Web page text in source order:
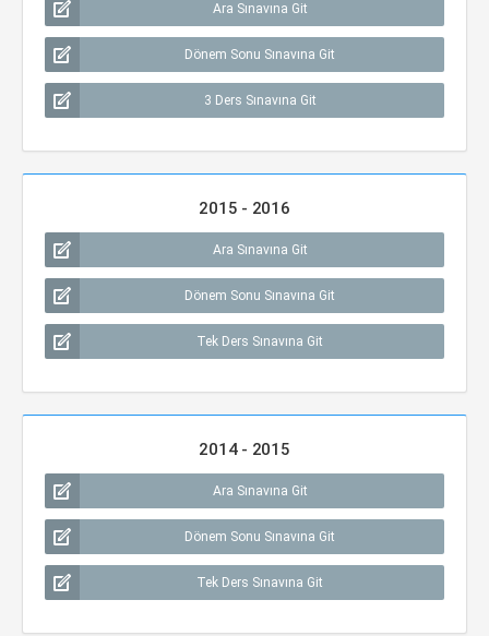
Ara Sınavına Git
Dönem Sonu Sınavına Git
3 Ders Sınavına Git
2015 - 2016
Ara Sınavına Git
Dönem Sonu Sınavına Git
Tek Ders Sınavına Git
2014 - 2015
Ara Sınavına Git
Dönem Sonu Sınavına Git
Tek Ders Sınavına Git